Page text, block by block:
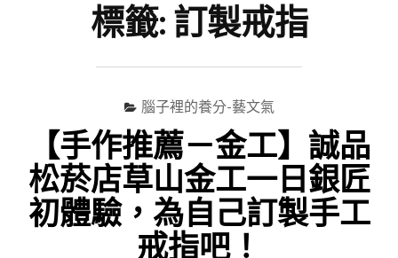
標籤: 訂製戒指
腦子裡的養分-藝文氣
【手作推薦－金工】誠品
松菸店草山金工一日銀匠
初體驗，為自己訂製手工
戒指吧！